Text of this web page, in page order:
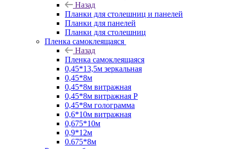
Назад
Планки для столешниц и панелей
Планки для панелей
Планки для столешниц
Пленка самоклеящаяся
Назад
Пленка самоклеящаяся
0,45*13,5м зеркальная
0,45*8м
0,45*8м витражная
0,45*8м витражная Р
0,45*8м голограмма
0,6*10м витражная
0,675*10м
0,9*12м
0.675*8м